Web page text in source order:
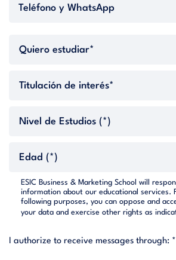
ESIC Business & Marketing School will
information about our educational services.
following purposes, you can oppose and
your data and exercise other rights as
I authorize to receive messages through: *